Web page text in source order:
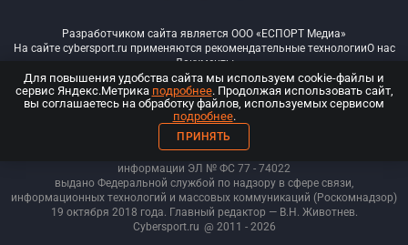
Разработчиком сайта является ООО «ЕСПОРТ Медиа»
На сайте cybersport.ru применяются рекомендательные технологииО нас
Документы
© ООО «Киберспорт.ру» — Все права защищены
18+
ООО «Киберспорт.ру». Свидетельство о регистрации средств массовой
информации ЭЛ № ФС 77 - 74022
выдано Федеральной службой по надзору в сфере связи,
информационных технологий и массовых коммуникаций (Роскомнадзор)
19 октября 2018 года. Главный редактор — В.Н. Животнев.
Cybersport.ru @ 2011 - 2026
Для повышения удобства сайта мы используем cookie-файлы и
сервис Яндекс.Метрика подробнее. Продолжая использовать сайт,
вы соглашаетесь на обработку файлов, используемых сервисом
подробнее.
ПРИНЯТЬ